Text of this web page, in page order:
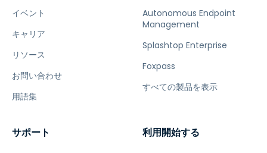
イベント
キャリア
リソース
お問い合わせ
用語集
Autonomous Endpoint
Management
Splashtop Enterprise
Foxpass
すべての製品を表示
サポート 利用開始する